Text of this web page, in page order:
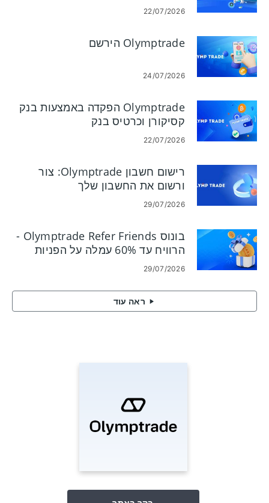
22/07/2026
Olymptrade הירשם
24/07/2026
Olymptrade הפקדה באמצעות בנק
קסיקורן וכרטיס בנק
22/07/2026
רישום חשבון Olymptrade: צור
ורשום את החשבון שלך
29/07/2026
בונוס Olymptrade Refer Friends -
הרוויח עד 60% עמלה על הפניות
29/07/2026
ראה עוד